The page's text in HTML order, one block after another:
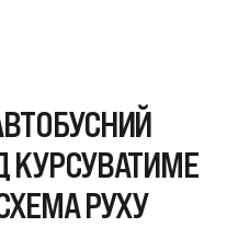
РУХУ